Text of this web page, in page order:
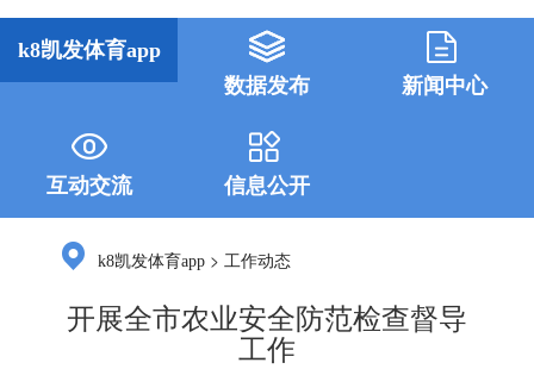
k8凯发体育app
数据发布
新闻中心
互动交流 信息公开
k8凯发体育app >工作动态
开展全市农业安全防范检查督导
工作